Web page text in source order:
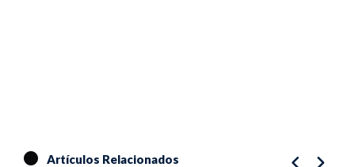
Artículos Relacionados